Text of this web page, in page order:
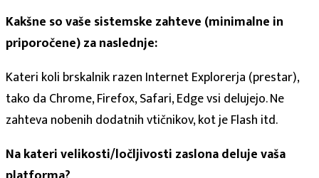
Kakšne so vaše sistemske zahteve (minimalne in
priporočene) za naslednje:
Kateri koli brskalnik razen Internet Explorerja (prestar),
tako da Chrome, Firefox, Safari, Edge vsi delujejo. Ne
zahteva nobenih dodatnih vtičnikov, kot je Flash itd.
Na kateri velikosti/ločljivosti zaslona deluje vaša